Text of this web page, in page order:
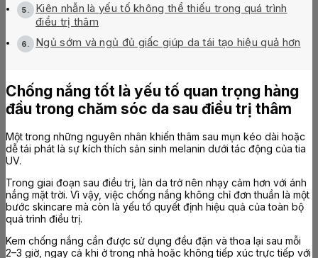
Kiên nhẫn là yếu tố không thể thiếu trong quá trình
điều trị thâm
Ngủ sớm và ngủ đủ giấc giúp da tái tạo hiệu quả hơn
Chống nắng tốt là yếu tố quan trọng hàng
đầu trong chăm sóc da sau điều trị thâm
Một trong những nguyên nhân khiến thâm sau mụn kéo dài hoặc
dễ tái phát là sự kích thích sản sinh melanin dưới tác động của tia
UV.
Trong giai đoạn sau điều trị, làn da trở nên nhạy cảm hơn với ánh
nắng mặt trời. Vì vậy, việc chống nắng không chỉ đơn thuần là một
bước skincare mà còn là yếu tố quyết định hiệu quả của toàn bộ
quá trình điều trị.
Kem chống nắng cần được sử dụng đều đặn và thoa lại sau mỗi
2–3 giờ, ngay cả khi ở trong nhà hoặc không tiếp xúc trực tiếp với